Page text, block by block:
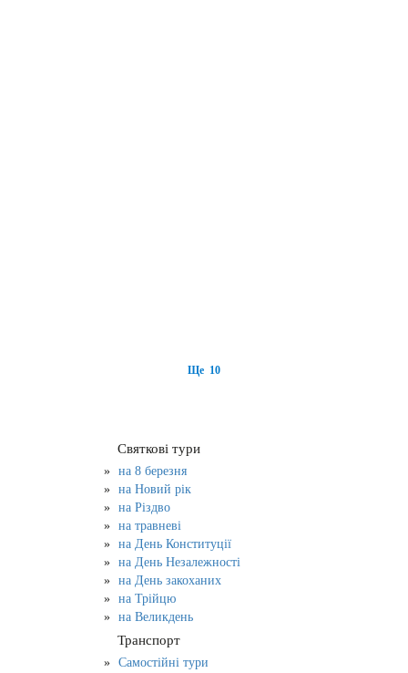
Ще 10
Святкові тури
на 8 березня
на Новий рік
на Різдво
на травневі
на День Конституції
на День Незалежності
на День закоханих
на Трійцю
на Великдень
Транспорт
Самостійні тури